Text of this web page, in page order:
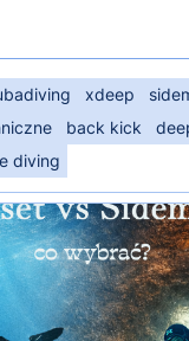
xdeep
back kick
diving